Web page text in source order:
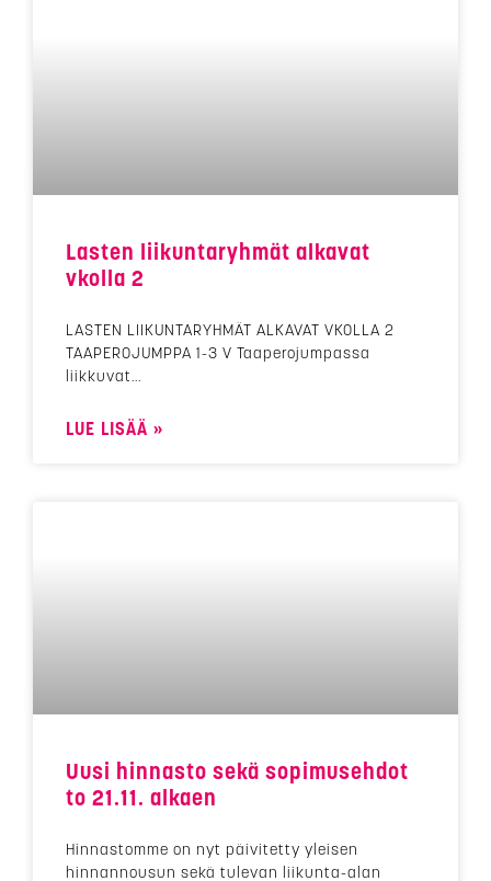
Lasten liikuntaryhmät alkavat
vkolla 2
LASTEN LIIKUNTARYHMÄT ALKAVAT VKOLLA 2
TAAPEROJUMPPA 1-3 V Taaperojumpassa
liikkuvat
LUE LISÄÄ »
Uusi hinnasto sekä sopimusehdot
to 21.11. alkaen
Hinnastomme on nyt päivitetty yleisen
hinnannousun sekä tulevan liikunta-alan